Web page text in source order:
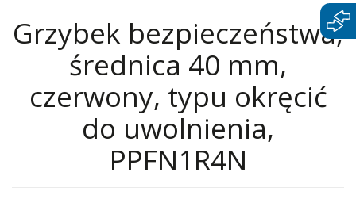
Grzybek bezpieczeństwa,
średnica 40 mm,
czerwony, typu okręcić
do uwolnienia,
PPFN1R4N